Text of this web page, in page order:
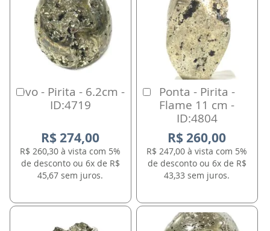
Ovo - Pirita - 6.2cm -
ID:4719
R$ 274,00
R$ 260,30 à vista com 5%
de desconto ou 6x de R$
45,67 sem juros.
Comprar
Ponta - Pirita -
Flame 11 cm -
ID:4804
R$ 260,00
R$ 247,00 à vista com 5%
de desconto ou 6x de R$
43,33 sem juros.
Comprar